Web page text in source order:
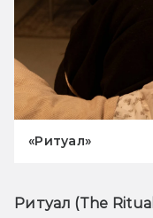
«Ритуал»
Ритуал (The